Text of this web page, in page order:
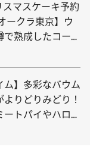
スマスケーキ予約
ークラ東京】ウ
で熟成したコーヒ
気ショートケーキ
ム】多彩なバウム
よりどりみどり！
トパイやハロウ